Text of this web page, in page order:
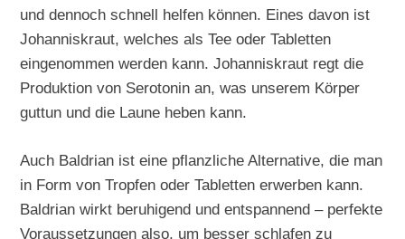
und dennoch schnell helfen können. Eines davon ist
Johanniskraut, welches als Tee oder Tabletten
eingenommen werden kann. Johanniskraut regt die
Produktion von Serotonin an, was unserem Körper
guttun und die Laune heben kann.
Auch Baldrian ist eine pflanzliche Alternative, die man
in Form von Tropfen oder Tabletten erwerben kann.
Baldrian wirkt beruhigend und entspannend – perfekte
Voraussetzungen also, um besser schlafen zu